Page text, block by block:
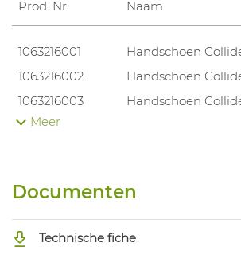
Prod. Nr. Naam
1063216001
Handschoen
1063216002
Handschoen
1063216003
Handschoen
1063216004
Meer
Documenten
Technische fiche